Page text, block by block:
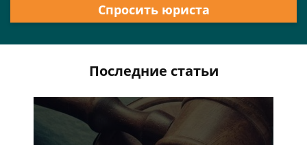
Спросить юриста
Последние статьи